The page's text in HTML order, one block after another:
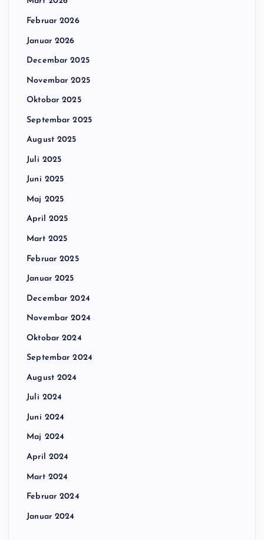
Februar 2026
Januar 2026
Decembar 2025
Novembar 2025
Oktobar 2025
Septembar 2025
August 2025
Juli 2025
Juni 2025
Maj 2025
April 2025
Mart 2025
Februar 2025
Januar 2025
Decembar 2024
Novembar 2024
Oktobar 2024
Septembar 2024
August 2024
Juli 2024
Juni 2024
Maj 2024
April 2024
Mart 2024
Februar 2024
Januar 2024